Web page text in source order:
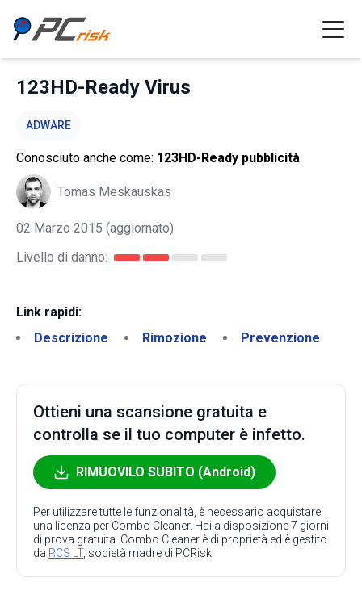
123HD-Ready Virus
ADWARE
Conosciuto anche come: 123HD-Ready pubblicità
Tomas Meskauskas
02 Marzo 2015 (aggiornato)
Livello di danno:
Link rapidi:
Descrizione
Rimozione Prevenzione
Ottieni una scansione gratuita e
controlla se il tuo computer è infetto.
RIMUOVILO SUBITO (Android)
Per utilizzare tutte le funzionalità, è necessario acquistare
una licenza per Combo Cleaner. Hai a disposizione 7 giorni
di prova gratuita. Combo Cleaner è di proprietà ed è gestito
da RCS LT, società madre di PCRisk.